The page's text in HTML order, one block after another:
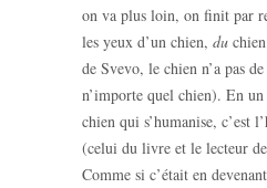
on va plus loin, on finit par
les yeux d’un chien, du
de Svevo, le chien n’a pas
n’importe quel chien). En un
chien qui s’humanise, c’est
(celui du livre et le lecteur
Comme si c’était en